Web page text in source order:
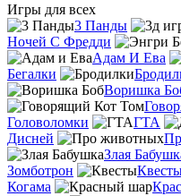
Игры для всех
3 Панды
Ночей С Фредди
Адам И Ева
Бегалки
Воришка
Головоломки
ГТА
Дисней
Злая
Зомботрон
Когама